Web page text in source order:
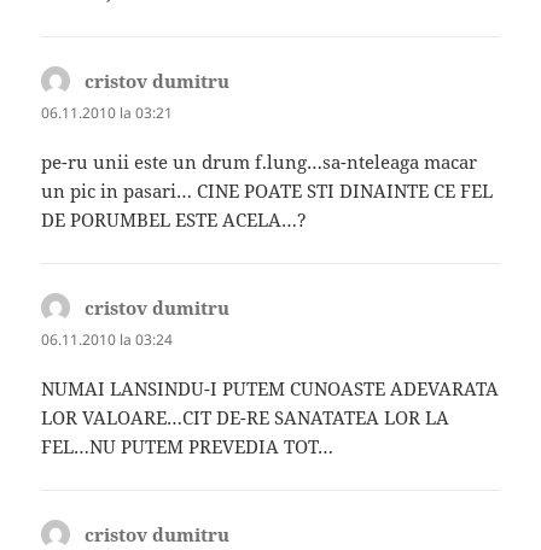
cristov dumitru
06.11.2010 la 03:21
pe-ru unii este un drum f.lung…sa-nteleaga macar
un pic in pasari… CINE POATE STI DINAINTE CE FEL
DE PORUMBEL ESTE ACELA…?
cristov dumitru
06.11.2010 la 03:24
NUMAI LANSINDU-I PUTEM CUNOASTE ADEVARATA
LOR VALOARE…CIT DE-RE SANATATEA LOR LA
FEL…NU PUTEM PREVEDIA TOT…
cristov dumitru